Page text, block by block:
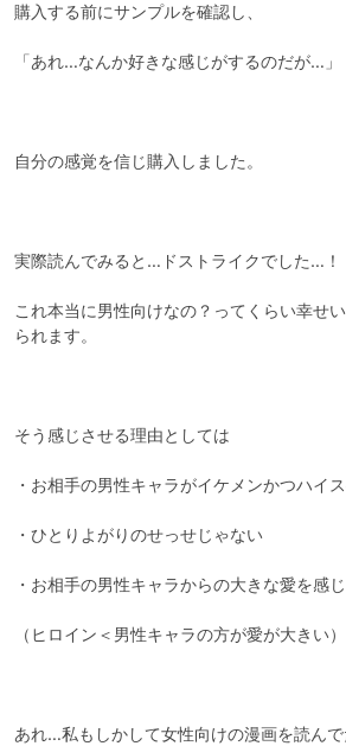
購入する前にサンプルを確認し、
「あれ…なんか好きな感じがするのだが…」
自分の感覚を信じ購入しました。
実際読んでみると…ドストライクでした…！
これ本当に男性向けなの？ってくらい幸せ
られます。
そう感じさせる理由としては
・お相手の男性キャラがイケメンかつハイ
・ひとりよがりのせっせじゃない
・お相手の男性キャラからの大きな愛を感じ
（ヒロイン＜男性キャラの方が愛が大きい）
あれ…私もしかして女性向けの漫画を読ん